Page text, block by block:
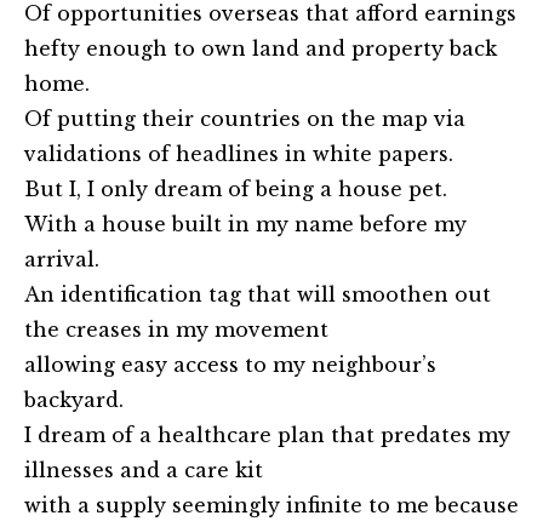
Of opportunities overseas that afford earnings
hefty enough to own land and property back
home.
Of putting their countries on the map via
validations of headlines in white papers.
But I, I only dream of being a house pet.
With a house built in my name before my
arrival.
An identification tag that will smoothen out
the creases in my movement
allowing easy access to my neighbour’s
backyard.
I dream of a healthcare plan that predates my
illnesses and a care kit
with a supply seemingly infinite to me because